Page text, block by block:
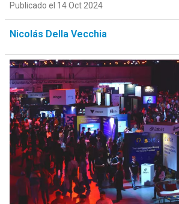
Publicado el 14 Oct 2024
Nicolás Della Vecchia